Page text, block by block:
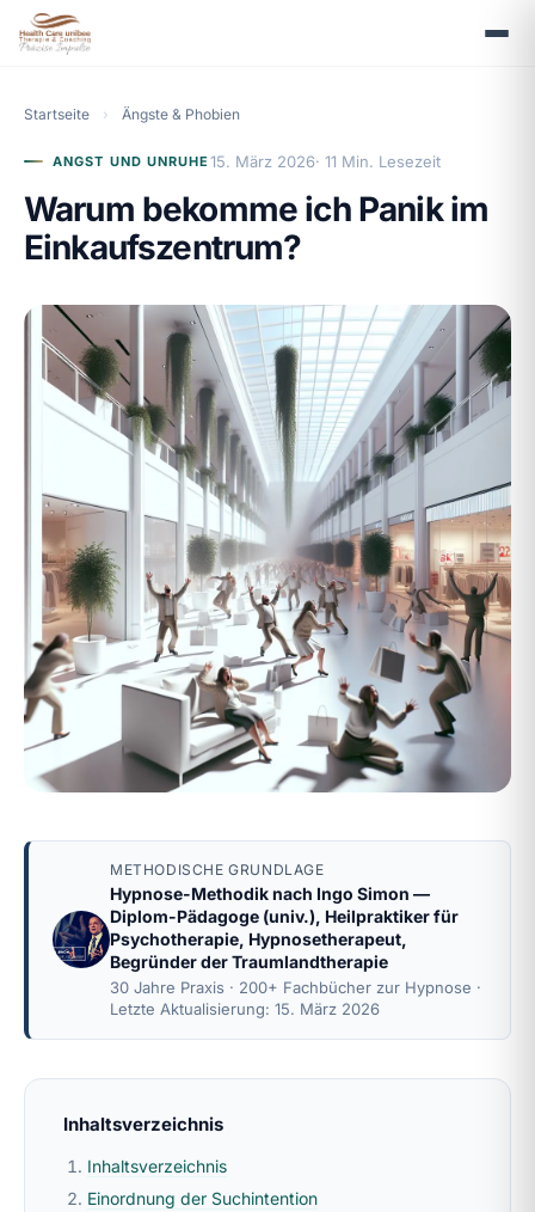
Startseite › Ängste & Phobien
ANGST UND UNRUHE 15. März 2026· 11 Min. Lesezeit
Warum bekomme ich Panik im
Einkaufszentrum?
METHODISCHE GRUNDLAGE
Hypnose-Methodik nach Ingo Simon —
Diplom-Pädagoge (univ.), Heilpraktiker für
Psychotherapie, Hypnosetherapeut,
Begründer der Traumlandtherapie
30 Jahre Praxis · 200+ Fachbücher zur Hypnose ·
Letzte Aktualisierung: 15. März 2026
Inhaltsverzeichnis
Inhaltsverzeichnis
Einordnung der Suchintention